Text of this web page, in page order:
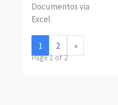
Documentos via
Excel
1
2 »
Page 1 of 2